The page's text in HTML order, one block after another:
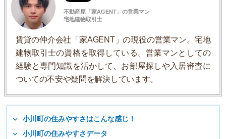
不動産屋「家AGENT」の営業マン
宅地建物取引士
賃貸の仲介会社「家AGENT」の現役の営業マン。宅地
建物取引士の資格を取得している。営業マンとしての
経験と専門知識を活かして、お部屋探しや入居審査に
ついての不安や疑問を解決しています。
小川町の住みやすさはこんな感じ！
小川町の住みやすさデータ